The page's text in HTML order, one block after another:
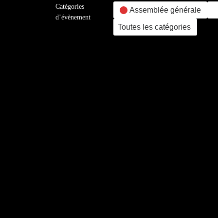
Catégories
d’évènement
Assemblée générale
Toutes les catégories